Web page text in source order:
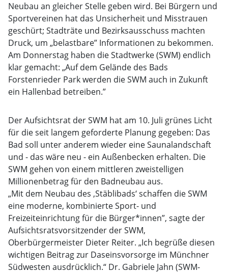
Neubau an gleicher Stelle geben wird. Bei Bürgern und
Sportvereinen hat das Unsicherheit und Misstrauen
geschürt; Stadträte und Bezirksausschuss machten
Druck, um „belastbare” Informationen zu bekommen.
Am Donnerstag haben die Stadtwerke (SWM) endlich
klar gemacht: „Auf dem Gelände des Bads
Forstenrieder Park werden die SWM auch in Zukunft
ein Hallenbad betreiben.”
Der Aufsichtsrat der SWM hat am 10. Juli grünes Licht
für die seit langem geforderte Planung gegeben: Das
Bad soll unter anderem wieder eine Saunalandschaft
und - das wäre neu - ein Außenbecken erhalten. Die
SWM gehen von einem mittleren zweistelligen
Millionenbetrag für den Badneubau aus.
„Mit dem Neubau des ‚Stäblibads‘ schaffen die SWM
eine moderne, kombinierte Sport- und
Freizeiteinrichtung für die Bürger*innen”, sagte der
Aufsichtsratsvorsitzender der SWM,
Oberbürgermeister Dieter Reiter. „Ich begrüße diesen
wichtigen Beitrag zur Daseinsvorsorge im Münchner
Südwesten ausdrücklich.“ Dr. Gabriele Jahn (SWM-